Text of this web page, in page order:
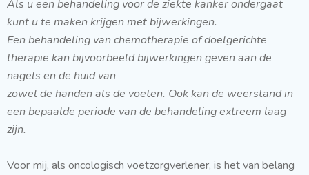
Als u een behandeling voor de ziekte kanker ondergaat
kunt u te maken krijgen met bijwerkingen.
Een behandeling van chemotherapie of doelgerichte
therapie kan bijvoorbeeld bijwerkingen geven aan de
nagels en de huid van
zowel de handen als de voeten. Ook kan de weerstand in
een bepaalde periode van de behandeling extreem laag
zijn.
Voor mij, als oncologisch voetzorgverlener, is het van belang